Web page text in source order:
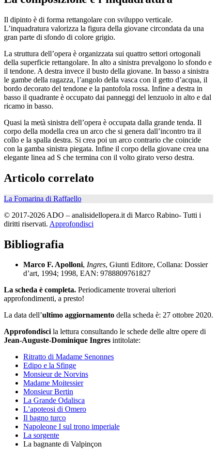
Il dipinto è di forma rettangolare con sviluppo verticale.
L’inquadratura valorizza la figura della giovane circondata da una
gran parte di sfondo di colore grigio.
La struttura dell’opera è organizzata sui quattro settori ortogonali
della superficie rettangolare. In alto a sinistra prevalgono lo sfondo e
il tendone. A destra invece il busto della giovane. In basso a sinistra
le gambe della ragazza, l’angolo della vasca con il getto d’acqua, il
bordo decorato del tendone e la pantofola rossa. Infine a destra in
basso il quadrante è occupato dai panneggi del lenzuolo in alto e dal
ricamo in basso.
Quasi la metà sinistra dell’opera è occupata dalla grande tenda. Il
corpo della modella crea un arco che si genera dall’incontro tra il
collo e la spalla destra. Si crea poi un arco contrario che coincide
con la gamba sinistra piegata. Infine il corpo della giovane crea una
elegante linea ad S che termina con il volto girato verso destra.
Articolo correlato
La Fornarina di Raffaello
© 2017-2026 ADO – analisidellopera.it di Marco Rabino- Tutti i
diritti riservati. Approfondisci
Bibliografia
Marco F. Apolloni, Ingres, Giunti Editore, Collana: Dossier
d’art, 1994; 1998, EAN: 9788809761827
La scheda è completa. Periodicamente troverai ulteriori
approfondimenti, a presto!
La data dell’ultimo aggiornamento della scheda è: 27 ottobre 2020.
Approfondiscila lettura consultando le schede delle altre opere di
Jean-Auguste-Dominique Ingres intitolate:
Ritratto di Madame Senonnes
Edipo e la Sfinge
Monsieur de Norvins
Madame Moitessier
Monsieur Bertin
La Grande Odalisca
L’apoteosi di Omero
Il bagno turco
Napoleone I sul trono imperiale
La sorgente
La bagnante di Valpinçon